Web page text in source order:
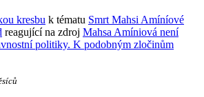
kresbu k tématu Smrt Mahsi Amíníové
reagující na zdroj Mahsa Amíniová není
politiky. K podobným zločinům